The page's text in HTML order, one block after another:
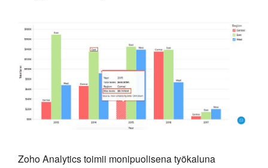
Zoho Analytics toimii monipuolisena työkaluna